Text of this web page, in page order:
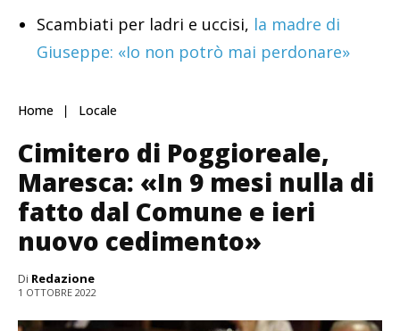
Scambiati per ladri e uccisi, la madre di
Giuseppe: «Io non potrò mai perdonare»
Home Locale
Cimitero di Poggioreale,
Maresca: «In 9 mesi nulla di
fatto dal Comune e ieri
nuovo cedimento»
Di Redazione
1 OTTOBRE 2022